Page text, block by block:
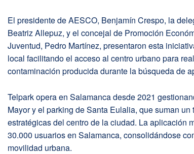
El presidente de AESCO, Benjamín Crespo, la
Beatriz Allepuz, y el concejal de Promoción
Juventud, Pedro Martínez, presentaron esta
local facilitando el acceso al centro urbano para
contaminación producida durante la búsqueda de
Telpark opera en Salamanca desde 2021
Mayor y el parking de Santa Eulalia, que suman
estratégicas del centro de la ciudad. La aplicación
30.000 usuarios en Salamanca, consolidándose
movilidad urbana.